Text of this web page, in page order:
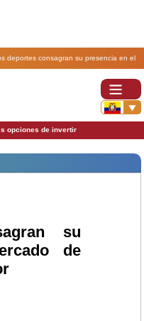
deportes consagran su presencia en el
en Ecuador.
opciones de invertir
su
de